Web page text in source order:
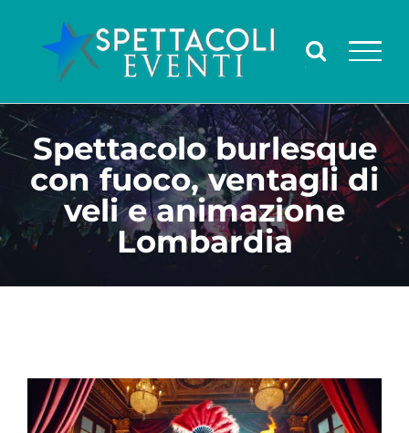
contenuto
Spettacolo burlesque
con fuoco, ventagli di
veli e animazione
Lombardia
Ingrandisci
immagine